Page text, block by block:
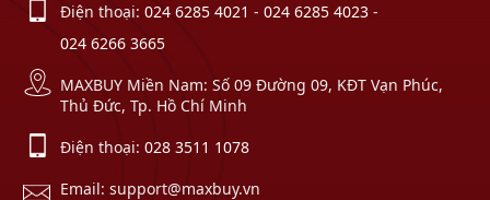
Điện thoại: 024 6285 4021 - 024 6285 4023 -
024 6266 3665
MAXBUY Miền Nam: Số 09 Đường 09, KĐT Vạn Phúc,
Thủ Đức, Tp. Hồ Chí Minh
Điện thoại: 028 3511 1078
Email: support@maxbuy.vn